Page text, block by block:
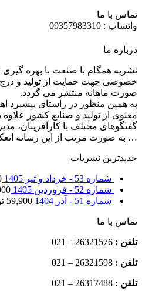
تماس با ما
واتساپ : 09357983310
درباره ما
نشریه همگام با صنعت با بهره
خصوصی جهت حمایت از تولید و
صورت ماهانه منتشر می گردد.
به همین منظور در راستای پیشبرد
معنوی از تولید و صنایع کشور علاوه
گفتگوهای مختلف با کارآفرینان،
… به صورت مرتب از این رسانه
جدیدترین نشریات
شماره 53 - خرداد و تیر 1405
شماره 52 - فروردین 1405
شماره 51 - آذر 1404
59,900
تماس با ما
تلفن : 26321576 – 021
تلفن : 26321598 – 021
تلفن : 26317488 – 021